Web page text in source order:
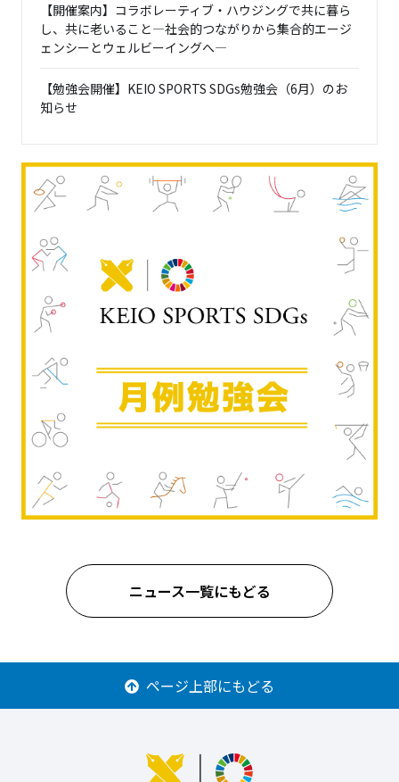
【開催案内】コラボレーティブ・ハウジングで共に暮ら
し、共に老いること―社会的つながりから集合的エージ
ェンシーとウェルビーイングへ―
【勉強会開催】KEIO SPORTS SDGs勉強会（6月）のお
知らせ
ニュース一覧にもどる
ページ上部にもどる